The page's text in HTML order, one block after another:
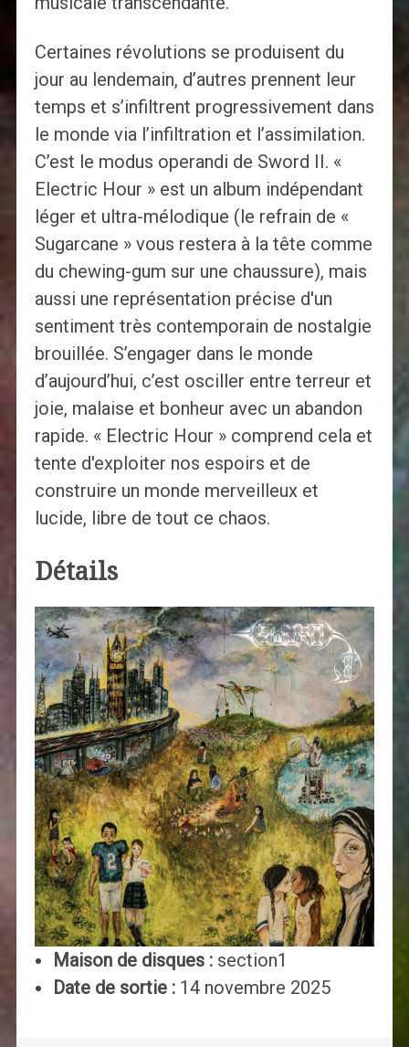
Certaines révolutions se produisent du
jour au lendemain, d’autres prennent leur
temps et s’infiltrent progressivement dans
le monde via l’infiltration et l’assimilation.
C’est le modus operandi de Sword II. «
Electric Hour » est un album indépendant
léger et ultra-mélodique (le refrain de «
Sugarcane » vous restera à la tête comme
du chewing-gum sur une chaussure), mais
aussi une représentation précise d'un
sentiment très contemporain de nostalgie
brouillée. S’engager dans le monde
d’aujourd’hui, c’est osciller entre terreur et
joie, malaise et bonheur avec un abandon
rapide. « Electric Hour » comprend cela et
tente d'exploiter nos espoirs et de
construire un monde merveilleux et
lucide, libre de tout ce chaos.
Détails
Maison de disques :section1
Date de sortie :14 novembre 2025